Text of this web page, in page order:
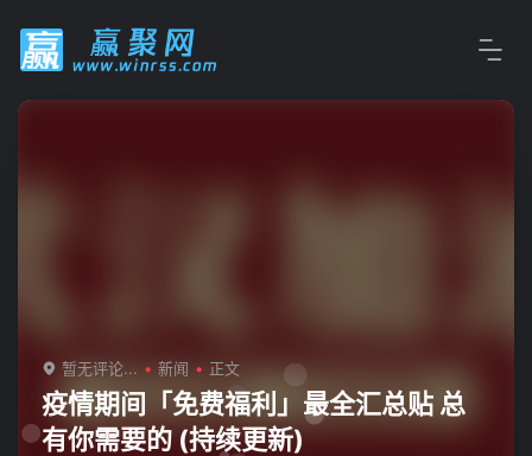
暂无评论... 新闻 正文
疫情期间「免费福利」最全汇总贴 总
有你需要的 (持续更新)